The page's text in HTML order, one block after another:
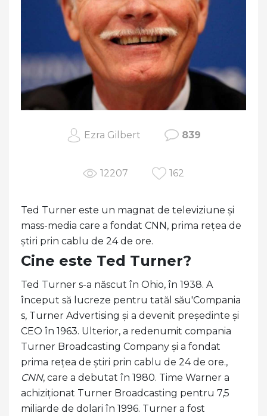
Ezra Gilbert 839
12207 162
Ted Turner este un magnat de televiziune și
mass-media care a fondat CNN, prima rețea de
știri prin cablu de 24 de ore.
Cine este Ted Turner?
Ted Turner s-a născut în Ohio, în 1938. A
început să lucreze pentru tatăl său'Compania
s, Turner Advertising și a devenit președinte și
CEO în 1963. Ulterior, a redenumit compania
Turner Broadcasting Company și a fondat
prima rețea de știri prin cablu de 24 de ore.,
CNN, care a debutat în 1980. Time Warner a
achiziționat Turner Broadcasting pentru 7,5
miliarde de dolari în 1996. Turner a fost